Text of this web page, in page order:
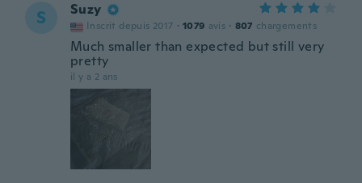
S Suzy
Inscrit depuis 2017 · 1079 avis · 807 chargements
Much smaller than expected but still very
pretty
il y a 2 ans